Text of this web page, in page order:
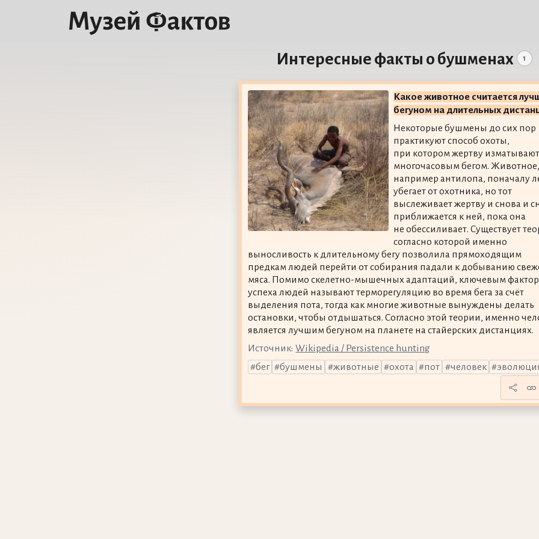
Интересные факты о бушменах 1
Какое животное считается
бегуном на длительных
Некоторые бушмены до сих пор
практикуют способ охоты,
при котором жертву изматывают
многочасовым бегом. Животное,
например антилопа, поначалу
убегает от охотника, но тот
выслеживает жертву и снова и
приближается к ней, пока она
не обессиливает. Существует
согласно которой именно
выносливость к длительному бегу позволила прямоходящим
предкам людей перейти от собирания падали к добыванию
мяса. Помимо скелетно-мышечных адаптаций, ключевым
успеха людей называют терморегуляцию во время бега за счёт
выделения пота, тогда как многие животные вынуждены делать
остановки, чтобы отдышаться. Согласно этой теории, именно
является лучшим бегуном на планете на стайерских дистанциях.
Источник: Wikipedia / Persistence hunting
бег
бушмены животные охота пот человек